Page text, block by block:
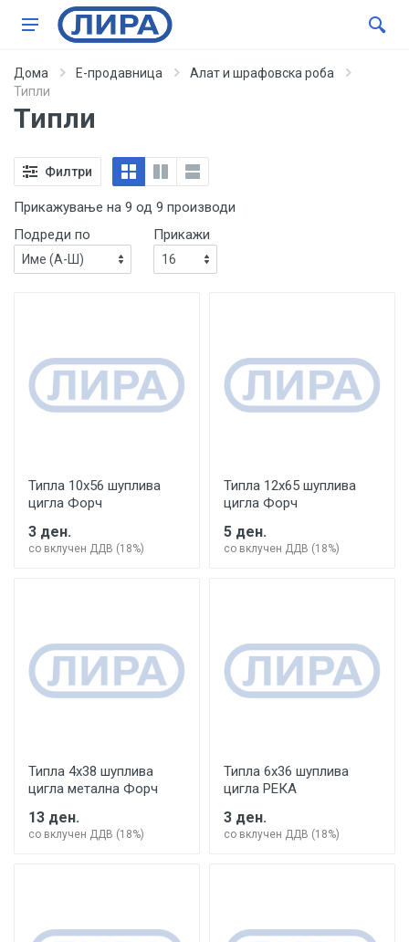
Дома Е-продавница
Алат и шрафовска роба
Типли
Типли
Филтри
Прикажување на 9 од 9 производи
Подреди по
Прикажи
Типла 10х56 шуплива
цигла Форч
3 ден.
со вклучен ДДВ (18%)
Типла 12х65 шуплива
цигла Форч
5 ден.
со вклучен ДДВ (18%)
Типла 4х38 шуплива
цигла метална Форч
13 ден.
со вклучен ДДВ (18%)
Типла 6х36 шуплива
цигла РЕКА
3 ден.
со вклучен ДДВ (18%)